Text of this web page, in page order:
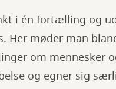
i én fortælling og
møder man
om mennesker
og egner sig